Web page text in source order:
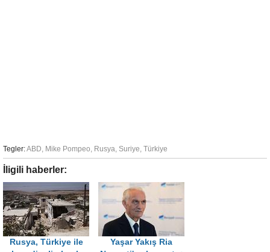
Tegler:ABD Mike Pompeo Rusya Suriye Türkiye
İligili haberler:
Rusya, Türkiye ile
Yaşar Yakış Ria